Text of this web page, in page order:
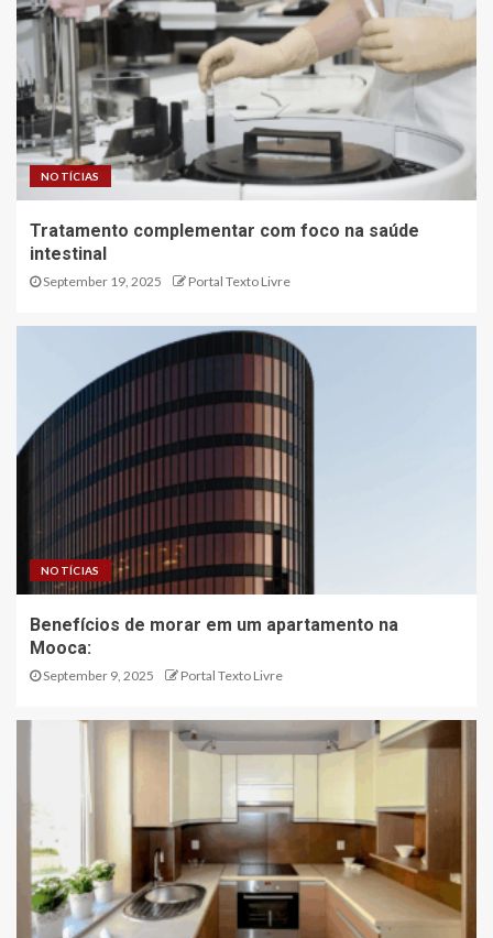
NOTÍCIAS
Tratamento complementar com foco na saúde
intestinal
September 19, 2025 Portal Texto Livre
NOTÍCIAS
Benefícios de morar em um apartamento na
Mooca:
September 9, 2025 Portal Texto Livre